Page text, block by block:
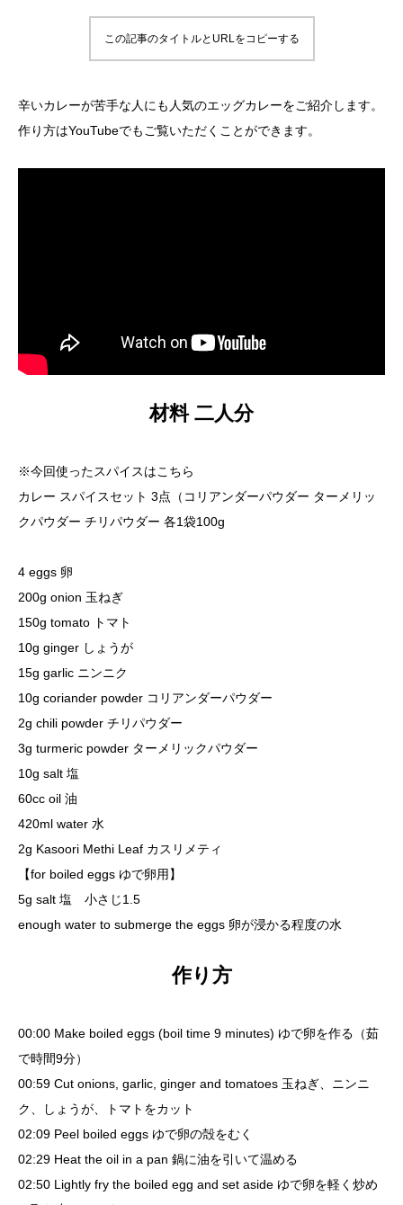
この記事のタイトルとURLをコピーする
辛いカレーが苦手な人にも人気のエッグカレーをご紹介します。
作り方はYouTubeでもご覧いただくことができます。
材料 二人分
※今回使ったスパイスはこちら
カレー スパイスセット 3点 （コリアンダーパウダー ターメリッ
クパウダー チリパウダー 各1袋100g
4 eggs 卵
200g onion 玉ねぎ
150g tomato トマト
10g ginger しょうが
15g garlic ニンニク
10g coriander powder コリアンダーパウダー
2g chili powder チリパウダー
3g turmeric powder ターメリックパウダー
10g salt 塩
60cc oil 油
420ml water 水
2g Kasoori Methi Leaf カスリメティ
【for boiled eggs ゆで卵用】
5g salt 塩 小さじ1.5
enough water to submerge the eggs 卵が浸かる程度の水
作り方
00:00 Make boiled eggs (boil time 9 minutes) ゆで卵を作る（茹
で時間9分）
00:59 Cut onions, garlic, ginger and tomatoes 玉ねぎ、ニンニ
ク、しょうが、トマトをカット
02:09 Peel boiled eggs ゆで卵の殻をむく
02:29 Heat the oil in a pan 鍋に油を引いて温める
02:50 Lightly fry the boiled egg and set aside ゆで卵を軽く炒め